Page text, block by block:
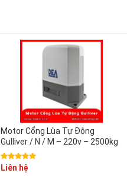
Motor Cổng Lùa Tự Động
Gulliver / N / M – 220v – 2500kg
Liên hệ